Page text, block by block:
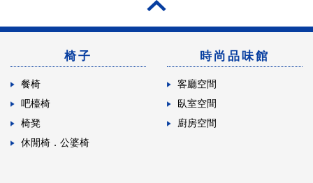
椅子
餐椅
吧檯椅
椅凳
休閒椅．公婆椅
時尚品味館
客廳空間
臥室空間
廚房空間